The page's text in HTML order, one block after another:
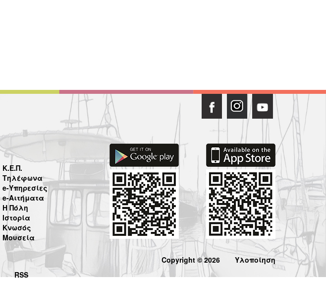
Κ.Ε.Π.
Τηλέφωνα
e-Υπηρεσίες
e-Αιτήματα
Η Πόλη
Ιστορία
Κνωσός
Μουσεία
RSS
Copyright © 2026 Υλοποίηση